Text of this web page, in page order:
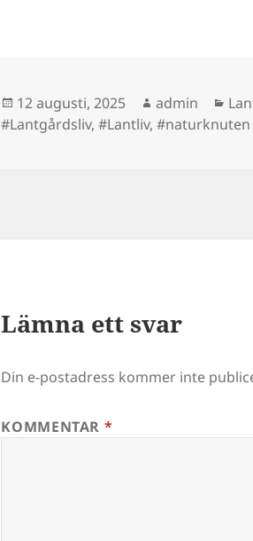
Postat
12 augusti, 2025 Författare
admin
#Lantgårdsliv,#Lantliv,#naturknuten
Lämna ett svar
Din e-postadress kommer inte
KOMMENTAR *